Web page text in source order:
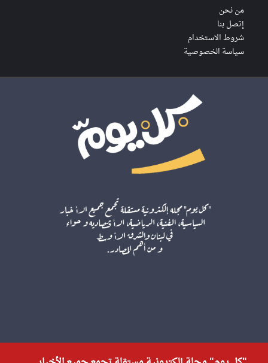
من نحن
إتصل بنا
شروط الاستخدام
سياسة الخصوصية